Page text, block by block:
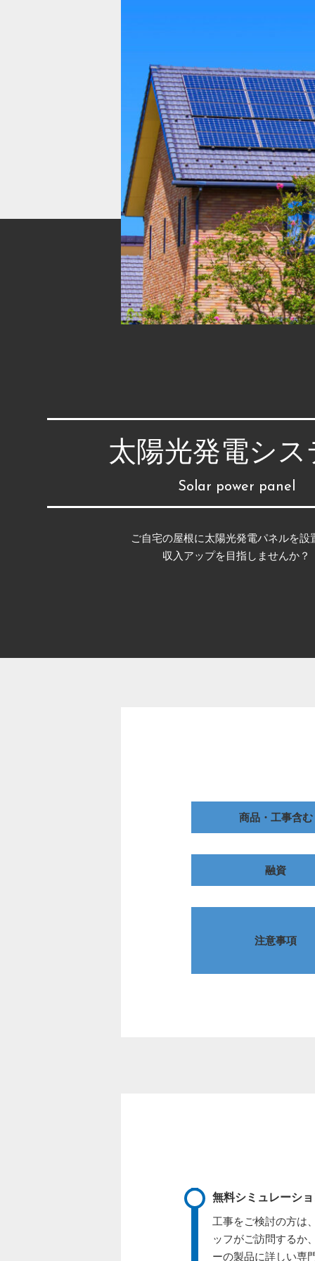
太陽光発電シス
Solar power panel
ご自宅の屋根に太陽光発電パネルを設
収入アップを目指しませんか？
商品・工事含む
融資
注意事項
無料シミュレーシ
工事をご検討の方は
ッフがご訪問するか
ーの製品に詳しい専